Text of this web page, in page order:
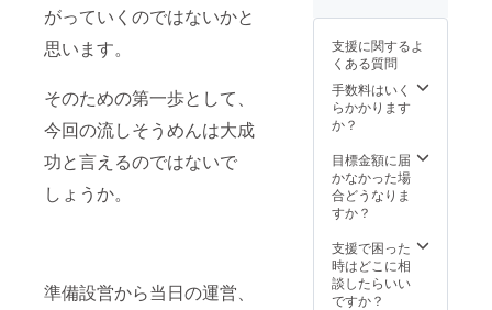
がっていくのではないかと
思います。
そのための第一歩として、
今回の流しそうめんは大成
功と言えるのではないで
しょうか。
準備設営から当日の運営、
り、プ
した新
食感パ
スタで
す。 サ
ラダや
にもお
すすめ
です。
費用が
る場合
が御座
いま
す。予
めご了
さいま
せ。 イ
ベント
詳細、
後日打
合せさ
せて頂
きま
支援に関するよ
くある質問
手数料はいく
らかかります
か？
目標金額に届
かなかった場
合どうなりま
すか？
支援で困った
時はどこに相
談したらいい
ですか？